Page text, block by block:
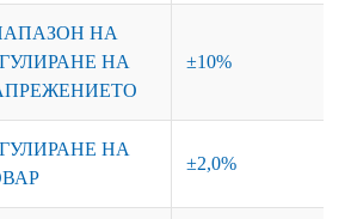
НА
НА
±10%
НА
±2,0%